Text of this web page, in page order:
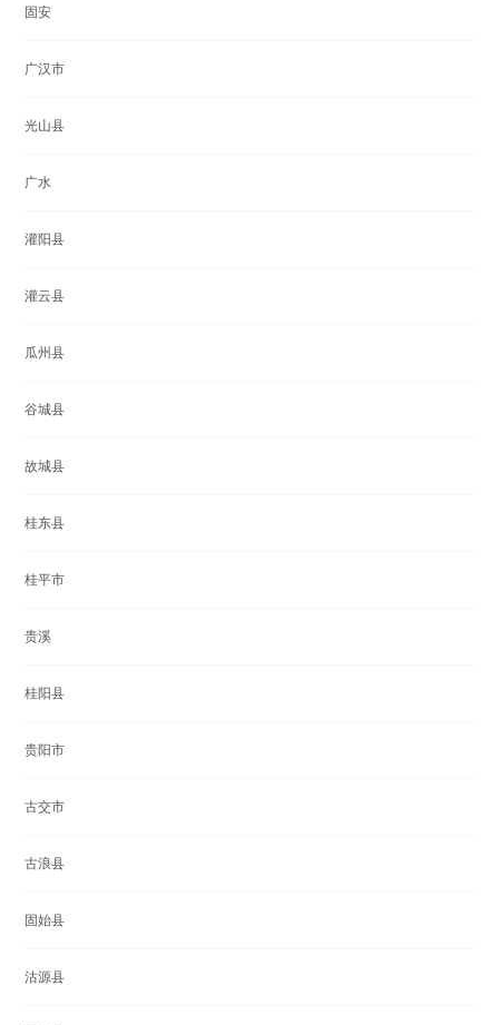
固安
广汉市
光山县
广水
灌阳县
灌云县
瓜州县
谷城县
故城县
桂东县
桂平市
贵溪
桂阳县
贵阳市
古交市
古浪县
固始县
沽源县